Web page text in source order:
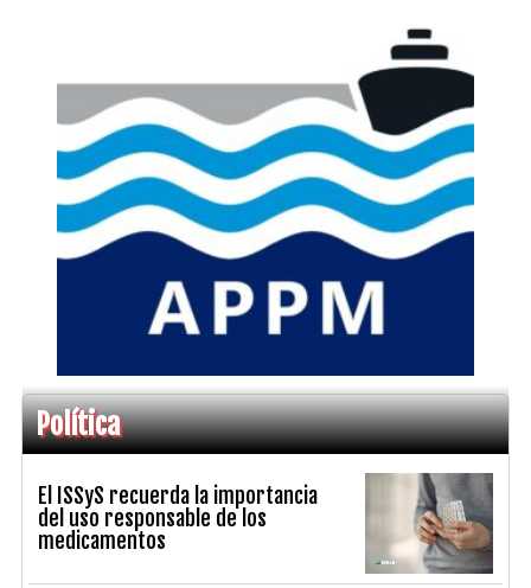
Política
El ISSyS recuerda la importancia
del uso responsable de los
medicamentos